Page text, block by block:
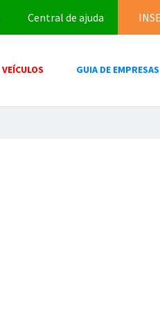
Central de ajuda
VEÍCULOS GUIA DE EMPRESAS